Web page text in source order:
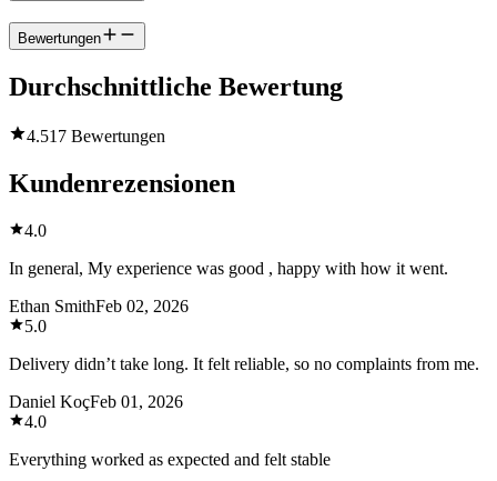
Bewertungen
Durchschnittliche Bewertung
4.517 Bewertungen
Kundenrezensionen
4.0
In general, My experience was good , happy with how it went.
Ethan SmithFeb 02, 2026
5.0
Delivery didn’t take long. It felt reliable, so no complaints from me.
Daniel KoçFeb 01, 2026
4.0
Everything worked as expected and felt stable